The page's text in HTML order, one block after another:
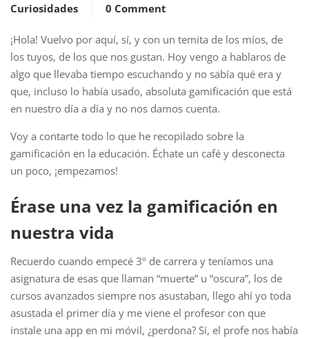
Curiosidades 0 Comment
¡Hola! Vuelvo por aquí, sí, y con un temita de los míos, de
los tuyos, de los que nos gustan. Hoy vengo a hablaros de
algo que llevaba tiempo escuchando y no sabía qué era y
que, incluso lo había usado, absoluta gamificación que está
en nuestro día a día y no nos damos cuenta.
Voy a contarte todo lo que he recopilado sobre la
gamificación en la educación. Échate un café y desconecta
un poco, ¡empezamos!
Érase una vez la gamificación en
nuestra vida
Recuerdo cuando empecé 3º de carrera y teníamos una
asignatura de esas que llaman “muerte” u “oscura”, los de
cursos avanzados siempre nos asustaban, llego ahí yo toda
asustada el primer día y me viene el profesor con que
instale una app en mi móvil, ¿perdona? Sí, el profe nos había